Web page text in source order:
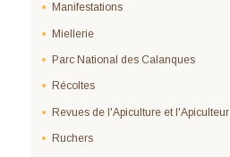
Manifestations
Miellerie
Parc National des Calanques
Récoltes
Revues de l'Apiculture et l'Apiculteur
Ruchers